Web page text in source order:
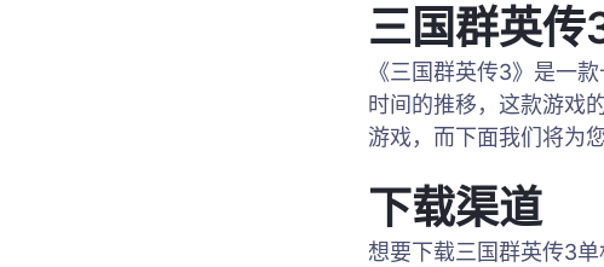
三国群英传
《三国群英传3》是一
时间的推移，这款游戏
游戏，而下面我们将为
下载渠道
想要下载三国群英传3